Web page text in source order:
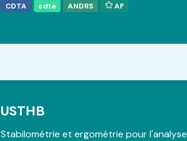
CDTA
cdta ANDRS AF
USTHB
Stabilométrie et ergométrie pour l'analyse